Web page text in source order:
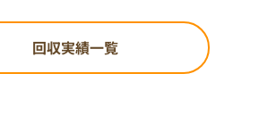
回収実績一覧